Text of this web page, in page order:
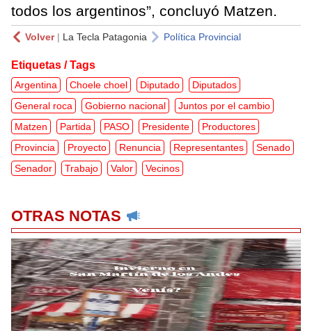
todos los argentinos”, concluyó Matzen.
Volver| La Tecla Patagonia Política Provincial
Etiquetas / Tags
Argentina Choele choel Diputado
Diputados
General roca
Gobierno nacional
Juntos por el cambio
Matzen
Partida PASO Presidente
Productores
Provincia
Proyecto Renuncia Representantes
Senado
Senador
Trabajo Valor Vecinos
OTRAS NOTAS